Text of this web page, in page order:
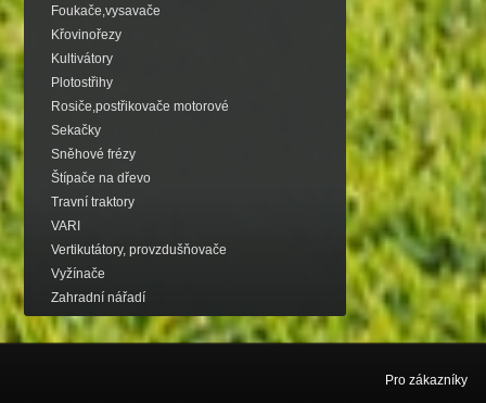
Foukače,vysavače
Křovinořezy
Kultivátory
Plotostřihy
Rosiče,postřikovače motorové
Sekačky
Sněhové frézy
Štípače na dřevo
Travní traktory
VARI
Vertikutátory, provzdušňovače
Vyžínače
Zahradní nářadí
Pro zákazníky